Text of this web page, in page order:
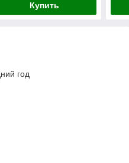
Купить
год